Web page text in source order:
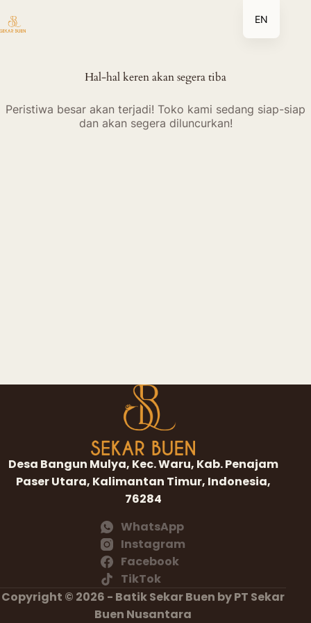
ke
Hal-hal keren akan segera tiba
Peristiwa besar akan terjadi! Toko kami sedang siap-siap
dan akan segera diluncurkan!
Desa Bangun Mulya, Kec. Waru, Kab. Penajam
Paser Utara, Kalimantan Timur, Indonesia,
76284
WhatsApp
Instagram
Facebook
TikTok
Copyright © 2026 - Batik Sekar Buen by PT Sekar
Buen Nusantara
EN